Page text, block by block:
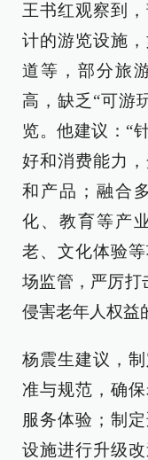
王书红观察到
计的游览设施
道等，部分旅
高，缺乏“可游
览。他建议：“
好和消费能力
和产品；融合
化、教育等产
老、文化体验
场监管，严厉打
侵害老年人权益
杨震生建议，
准与规范，确
服务体验；制
设施进行升级